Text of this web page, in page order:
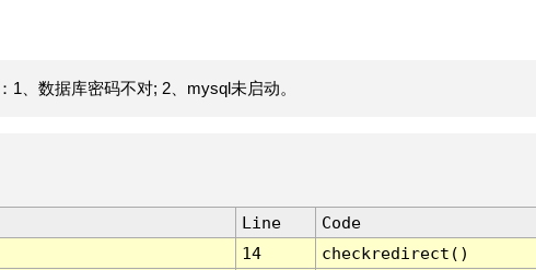
、数据库密码不对; 2、mysql未启动。
Line
Code
14
checkredirect()